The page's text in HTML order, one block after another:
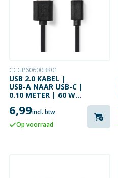
CCGP60600BK01
USB 2.0 KABEL |
USB-A NAAR USB-C |
0.10 METER | 60 W |
6,99incl. btw
Op voorraad